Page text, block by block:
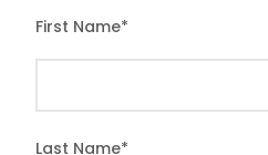
First Name*
Last Name*